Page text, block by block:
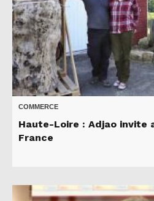
COMMERCE
Haute-Loire : Adjao invite
France